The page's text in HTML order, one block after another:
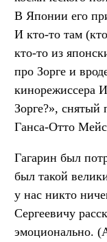
В Японии его
И кто-то там
кто-то из
про Зорге и
кинорежиссера
Зорге?», снятый
Ганса-Отто
Гагарин был
был такой
у нас никто
Сергеевичу
эмоционально.